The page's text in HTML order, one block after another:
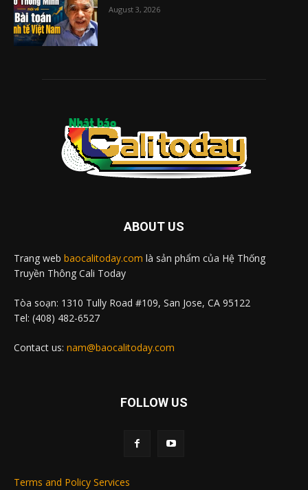
August 3, 2026
ABOUT US
Trang web baocalitoday.com là sản phẩm của Hệ Thống
Truyền Thông Cali Today
Tòa soạn: 1310 Tully Road #109, San Jose, CA 95122
Tel: (408) 482-6527
Contact us: nam@baocalitoday.com
FOLLOW US
Terms and Policy Services